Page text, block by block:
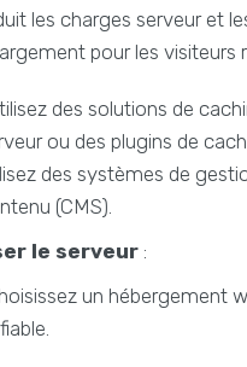
les charges serveur et
pour les visiteurs
des solutions de
ou des plugins de
des systèmes de
(CMS).
le serveur :
un hébergement